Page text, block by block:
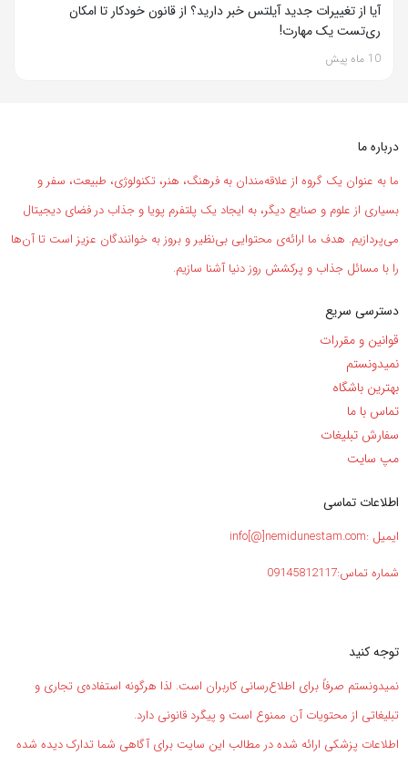
آیا از تغییرات جدید آیلتس خبر دارید؟ از قانون خودکار تا امکان
ری‌تست یک مهارت!
10 ماه پیش
درباره ما
ما به عنوان یک گروه از علاقه‌مندان به فرهنگ، هنر، تکنولوژی، طبیعت، سفر و
بسیاری از علوم و صنایع دیگر، به ایجاد یک پلتفرم پویا و جذاب در فضای دیجیتال
می‌پردازیم. هدف ما ارائه‌ی محتوایی بی‌نظیر و بروز به خوانندگان عزیز است تا آن‌ها
را با مسائل جذاب و پرکشش روز دنیا آشنا سازیم.
دسترسی سریع
قوانین و مقررات
نمیدونستم
بهترین باشگاه
تماس با ما
سفارش تبلیغات
مپ سایت
اطلاعات تماسی
ایمیل :info[@]nemidunestam.com
شماره تماس:09145812117
توجه کنید
نمیدونستم صرفاً برای اطلاع‌رسانی کاربران است. لذا هرگونه استفاده‌ی تجاری و
تبلیغاتی از محتویات آن ممنوع است و پیگرد قانونی دارد.
اطلاعات پزشکی ارائه شده در مطالب این سایت برای آگاهی شما تدارک دیده شده